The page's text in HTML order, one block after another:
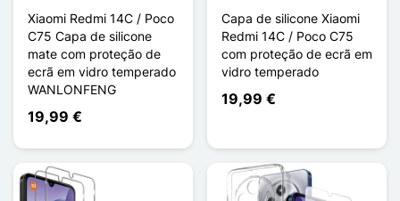
Xiaomi Redmi 14C / Poco
C75 Capa de silicone
mate com proteção de
ecrã em vidro temperado
WANLONFENG
19,99 €
Capa de silicone Xiaomi
Redmi 14C / Poco C75
com proteção de ecrã em
vidro temperado
19,99 €